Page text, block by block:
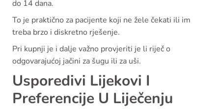
do 14 dana.
To je praktično za pacijente koji ne žele čekati ili im
treba brzo i diskretno rješenje.
Pri kupnji je i dalje važno provjeriti je li riječ o
odgovarajućoj jačini za šugu ili za uši.
Usporedivi Lijekovi I
Preferencije U Liječenju